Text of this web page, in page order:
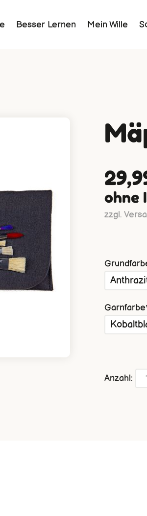
Besser Lernen Mein Wille
ohne
zzgl.
Pflichtfeld
Pflichtfeld
Garnfarbe
Anzahl: